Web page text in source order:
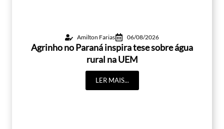
Amilton Farias 06/08/2026
Agrinho no Paraná inspira tese sobre água
rural na UEM
LER MAIS...